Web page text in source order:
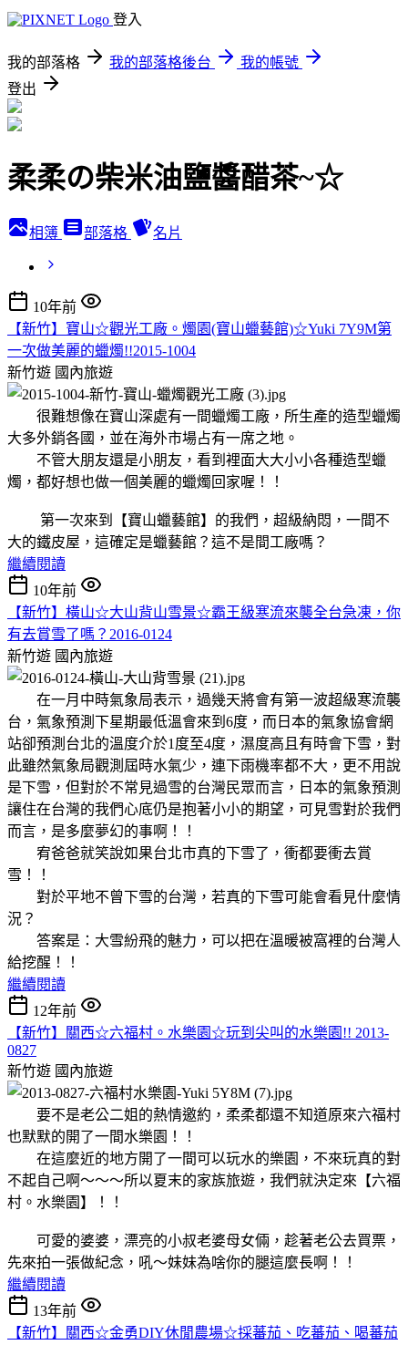
登入
我的部落格 我的部落格後台
我的帳號
登出
柔柔の柴米油鹽醬醋茶~☆
相簿 部落格 名片
10年前
【新竹】寶山☆觀光工廠。燭園(寶山蠟藝館)☆Yuki 7Y9M第
一次做美麗的蠟燭!!2015-1004
新竹遊 國內旅遊
很難想像在寶山深處有一間蠟燭工廠，所生產的造型蠟燭
大多外銷各國，並在海外市場占有一席之地。
不管大朋友還是小朋友，看到裡面大大小小各種造型蠟
燭，都好想也做一個美麗的蠟燭回家喔！！
第一次來到【寶山蠟藝館】的我們，超級納悶，一間不
大的鐵皮屋，這確定是蠟藝館？這不是間工廠嗎？
繼續閱讀
10年前
【新竹】橫山☆大山背山雪景☆霸王級寒流來襲全台急凍，你
有去賞雪了嗎？2016-0124
新竹遊 國內旅遊
在一月中時氣象局表示，過幾天將會有第一波超級寒流襲
台，氣象預測下星期最低溫會來到6度，而日本的氣象協會網
站卻預測台北的溫度介於1度至4度，濕度高且有時會下雪，對
此雖然氣象局觀測屆時水氣少，連下雨機率都不大，更不用說
是下雪，但對於不常見過雪的台灣民眾而言，日本的氣象預測
讓住在台灣的我們心底仍是抱著小小的期望，可見雪對於我們
而言，是多麼夢幻的事啊！！
宥爸爸就笑說如果台北市真的下雪了，衝都要衝去賞
雪！！
對於平地不曾下雪的台灣，若真的下雪可能會看見什麼情
況？
答案是：大雪紛飛的魅力，可以把在溫暖被窩裡的台灣人
給挖醒！！
繼續閱讀
12年前
【新竹】關西☆六福村。水樂園☆玩到尖叫的水樂園!! 2013-
0827
新竹遊 國內旅遊
要不是老公二姐的熱情邀約，柔柔都還不知道原來六福村
也默默的開了一間水樂園！！
在這麼近的地方開了一間可以玩水的樂園，不來玩真的對
不起自己啊～～～所以夏末的家族旅遊，我們就決定來【六福
村。水樂園】！！
可愛的婆婆，漂亮的小叔老婆母女倆，趁著老公去買票，
先來拍一張做紀念，吼～妹妹為啥你的腿這麼長啊！！
繼續閱讀
13年前
【新竹】關西☆金勇DIY休閒農場☆採蕃茄、吃蕃茄、喝蕃茄